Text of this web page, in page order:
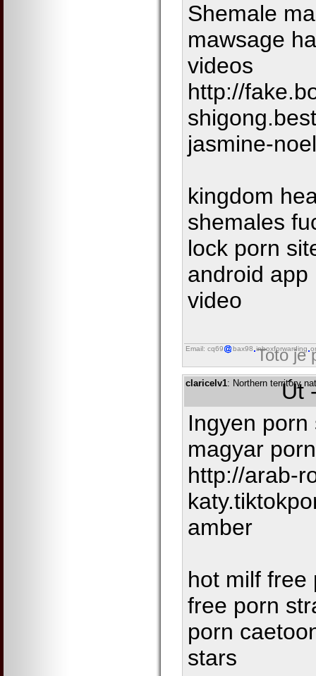
Shemale
mawsage
videos
http://
jasmine-
kingdom
shemales
lock porn
android app
video
Email: cq69 bax98 inboxforwarding
Toto je
claricelv1: Northern territory
Út
Ingyen
magyar
http://arab-
amber
hot milf free
free porn
porn
stars